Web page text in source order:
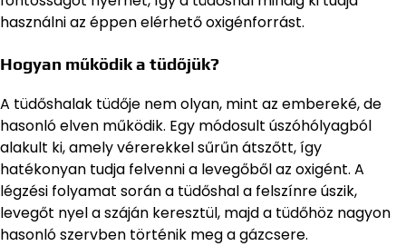
használni az éppen elérhető oxigénforrást.
Hogyan működik a tüdőjük?
A tüdőshalak tüdője nem olyan, mint az embereké, de
hasonló elven működik. Egy módosult úszóhólyagból
alakult ki, amely vérerekkel sűrűn átszőtt, így
hatékonyan tudja felvenni a levegőből az oxigént. A
légzési folyamat során a tüdőshal a felszínre úszik,
levegőt nyel a száján keresztül, majd a tüdőhöz nagyon
hasonló szervben történik meg a gázcsere.